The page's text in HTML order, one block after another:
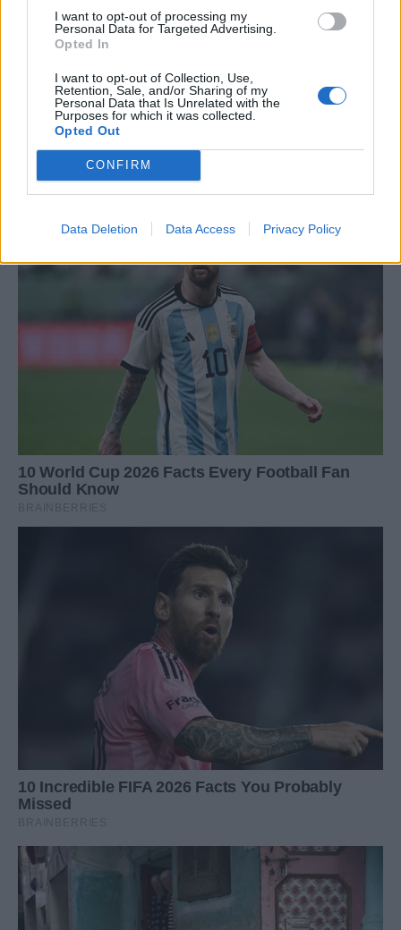
I want to opt-out of processing my
Personal Data for Targeted Advertising.
Opted In
I want to opt-out of Collection, Use,
Retention, Sale, and/or Sharing of my
Personal Data that Is Unrelated with the
Purposes for which it was collected.
Opted Out
CONFIRM
Data Deletion Data Access Privacy Policy